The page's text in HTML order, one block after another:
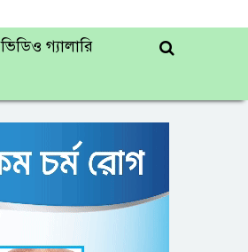
ভিডিও গ্যালারি